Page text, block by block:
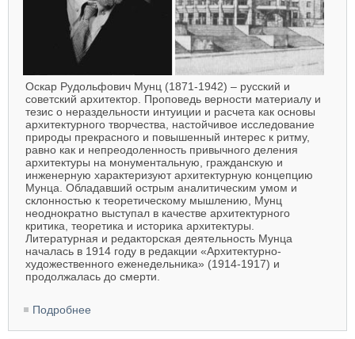
Оскар Рудольфович Мунц (1871-1942) – русский и
советский архитектор. Проповедь верности материалу и
тезис о нераздельности интуиции и расчета как основы
архитектурного творчества, настойчивое исследование
природы прекрасного и повышенный интерес к ритму,
равно как и непреодоленность привычного деления
архитектуры на монументальную, гражданскую и
инженерную характеризуют архитектурную концепцию
Мунца. Обладавший острым аналитическим умом и
склонностью к теоретическому мышлению, Мунц
неоднократно выступал в качестве архитектурного
критика, теоретика и историка архитектуры.
Литературная и редакторская деятельность Мунца
началась в 1914 году в редакции «Архитектурно-
художественного еженедельника» (1914-1917) и
продолжалась до смерти.
Подробнее